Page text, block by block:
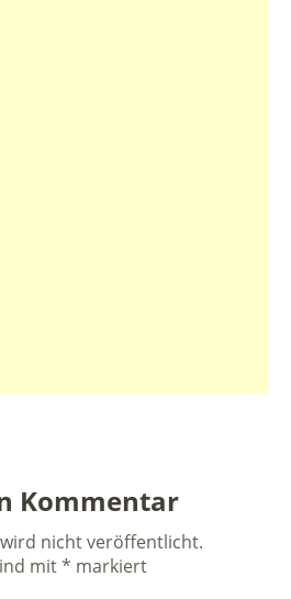
Kommentar
nicht veröffentlicht.
mit* markiert